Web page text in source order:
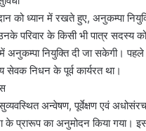
को ध्यान में रखते हुए, अनुकम्पा
परिवार के किसी भी पात्र सदस्य
अनुकम्पा नियुक्ति दी जा सकेगी।
सेवक निधन के पूर्व कार्यरत था।
अन्वेषण, पूर्वेक्षण एवं
प्रारूप का अनुमोदन किया गया।